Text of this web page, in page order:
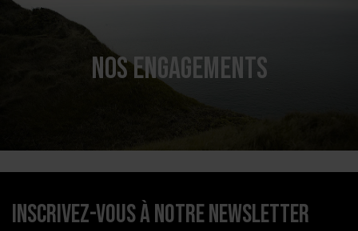
NOS ENGAGEMENTS
Inscrivez-vous à notre newsletter